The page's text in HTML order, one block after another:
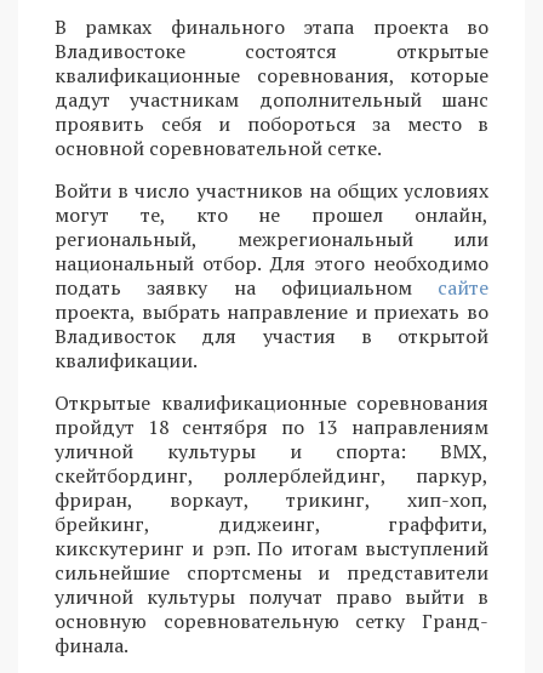
В рамках финального этапа проекта во
Владивостоке состоятся открытые
квалификационные соревнования, которые
дадут участникам дополнительный шанс
проявить себя и побороться за место в
основной соревновательной сетке.
Войти в число участников на общих условиях
могут те, кто не прошел онлайн,
региональный, межрегиональный или
национальный отбор. Для этого необходимо
подать заявку на официальном сайте
проекта, выбрать направление и приехать во
Владивосток для участия в открытой
квалификации.
Открытые квалификационные соревнования
пройдут 18 сентября по 13 направлениям
уличной культуры и спорта: BMX,
скейтбординг, роллерблейдинг, паркур,
фриран, воркаут, трикинг, хип-хоп,
брейкинг, диджеинг, граффити,
кикскутеринг и рэп. По итогам выступлений
сильнейшие спортсмены и представители
уличной культуры получат право выйти в
основную соревновательную сетку Гранд-
финала.